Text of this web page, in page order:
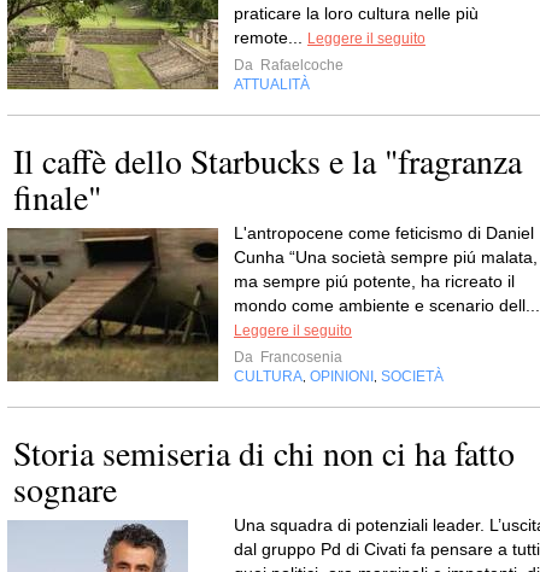
praticare la loro cultura nelle più
remote...
Leggere il seguito
Da Rafaelcoche
ATTUALITÀ
Il caffè dello Starbucks e la "fragranza
finale"
L'antropocene come feticismo di Daniel
Cunha “Una società sempre piú malata,
ma sempre piú potente, ha ricreato il
mondo come ambiente e scenario dell...
Leggere il seguito
Da Francosenia
CULTURA OPINIONI SOCIETÀ
Storia semiseria di chi non ci ha fatto
sognare
Una squadra di potenziali leader.
dal gruppo Pd di Civati fa pensare a tutti